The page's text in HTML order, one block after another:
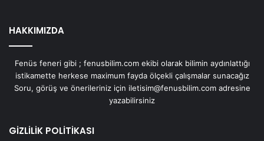
HAKKIMIZDA
Fenüs feneri gibi ; fenusbilim.com ekibi olarak bilimin aydınlattığı
istikamette herkese maximum fayda ölçekli çalışmalar sunacağız
Soru, görüş ve önerileriniz için iletisim@fenusbilim.com adresine
yazabilirsiniz
GİZLİLİK POLİTİKASI